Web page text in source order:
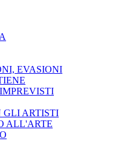
EVASIONI
GLI ARTISTI
ALL'ARTE